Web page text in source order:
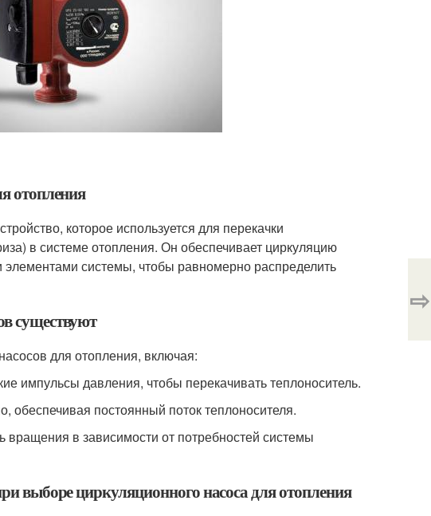
отопления
которое используется для перекачки
в системе отопления. Он обеспечивает циркуляцию
системы, чтобы равномерно распределить
существуют
для отопления, включая:
импульсы давления, чтобы перекачивать теплоноситель.
постоянный поток теплоносителя.
в зависимости от потребностей системы
выборе циркуляционного насоса для отопления
⇨